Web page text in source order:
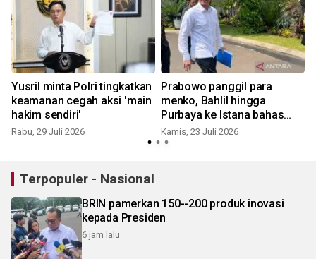
Yusril minta Polri tingkatkan
keamanan cegah aksi 'main
hakim sendiri'
Rabu, 29 Juli 2026
Prabowo panggil para
menko, Bahlil hingga
Purbaya ke Istana bahas
KDMP
Kamis, 23 Juli 2026
Terpopuler - Nasional
BRIN pamerkan 150--200 produk inovasi
kepada Presiden
6 jam lalu